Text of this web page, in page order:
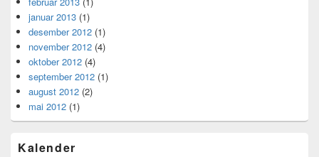
januar 2013 (1)
desember 2012 (1)
november 2012 (4)
oktober 2012 (4)
september 2012 (1)
august 2012 (2)
mai 2012 (1)
Kalender